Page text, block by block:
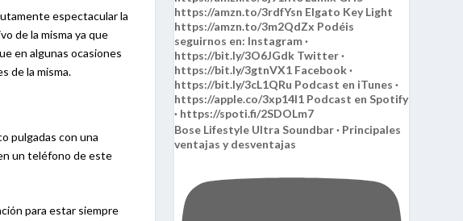
espectacular la
de la misma ya que
en algunas ocasiones
de la misma.
pulgadas con una
un teléfono de este
para estar siempre
Bose Lifestyle Ultra Soundbar · Principales
ventajas y desventajas